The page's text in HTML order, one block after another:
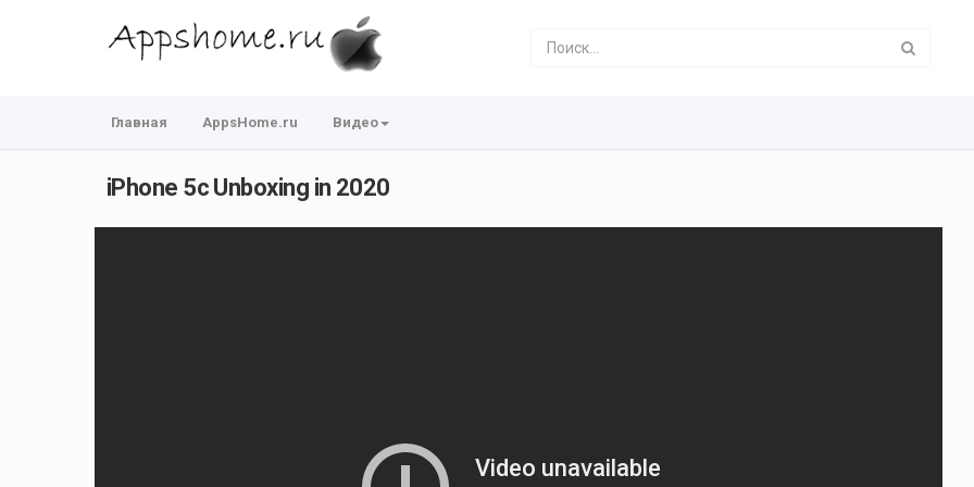
Главная AppsHome.ru Видео
iPhone 5c Unboxing in 2020